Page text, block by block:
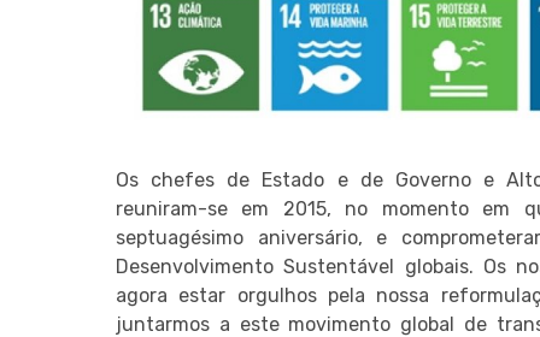
Os chefes de Estado e de Governo e
reuniram-se em 2015, no momento em
septuagésimo aniversário, e
Desenvolvimento Sustentável globais. Os
agora estar orgulhos pela nossa
juntarmos a este movimento global de